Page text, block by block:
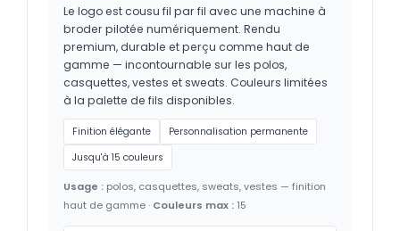
Le logo est cousu fil par fil avec une machine à
broder pilotée numériquement. Rendu
premium, durable et perçu comme haut de
gamme — incontournable sur les polos,
casquettes, vestes et sweats. Couleurs limitées
à la palette de fils disponibles.
Finition élégante
Personnalisation permanente
Jusqu'à 15 couleurs
Usage : polos, casquettes, sweats, vestes — finition
haut de gamme · Couleurs max : 15